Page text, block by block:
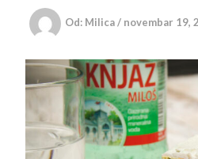
Od: Milica/ novembar 19,